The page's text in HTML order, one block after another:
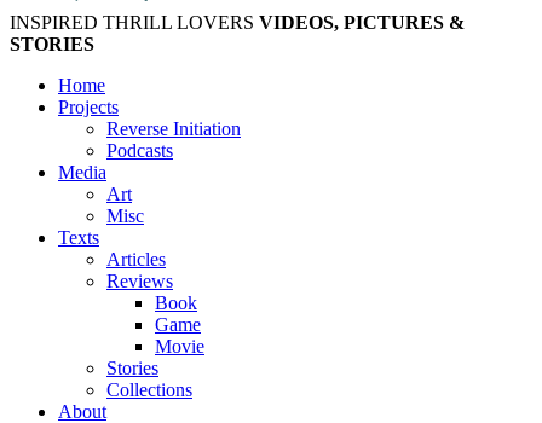
INSPIRED THRILL LOVERS VIDEOS, PICTURES &
STORIES
Home
Projects
Reverse Initiation
Podcasts
Media
Art
Misc
Texts
Articles
Reviews
Book
Game
Movie
Stories
Collections
About